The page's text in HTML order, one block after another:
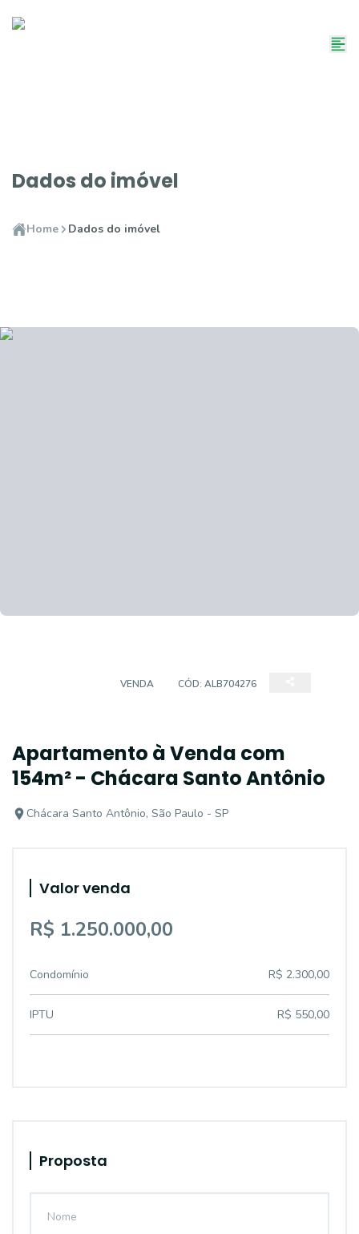
Dados do imóvel
Home Dados do imóvel
VENDA CÓD: ALB704276
Apartamento à Venda com
154m² - Chácara Santo Antônio
Chácara Santo Antônio, São Paulo - SP
Valor venda
R$ 1.250.000,00
Condomínio R$ 2.300,00
IPTU R$ 550,00
Proposta